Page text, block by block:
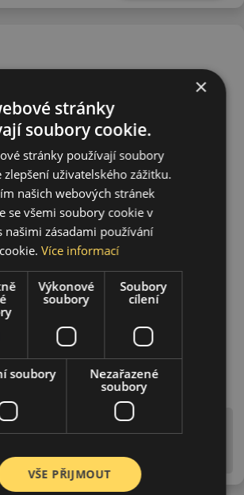
na štítku jsou pouze
dosud platné (předchozí) legislativy.
×
stránky
soubory cookie.
stránky používají soubory
zlepšení uživatelského zážitku.
našich webových stránek
se všemi soubory cookie v
našimi zásadami používání
Více informací
Výkonové
soubory
Soubory
cílení
soubory
Nezařazené
soubory
VŠE PŘIJMOUT